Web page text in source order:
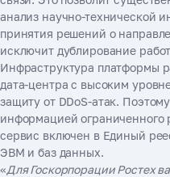
анализ научно-технической
принятия решений о
исключит дублирование
Инфраструктура платформы
дата-центра с высоким
защиту от DDoS-атак.
информацией
сервис включен в Единый
ЭВМ и баз данных.
«Для Госкорпорации Ростех